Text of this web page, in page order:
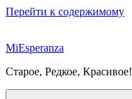
Перейти к содержимому
MiEsperanza
Старое, Редкое, Красивое!